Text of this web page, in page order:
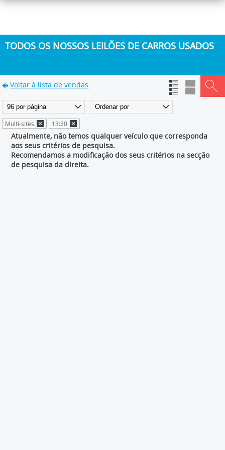
TODOS OS NOSSOS LEILÕES DE CARROS USADOS
Voltar à lista de vendas
Multi-sites 13:30
Atualmente, não temos qualquer veículo que corresponda
aos seus critérios de pesquisa.
Recomendamos a modificação dos seus critérios na secção
de pesquisa da direita.